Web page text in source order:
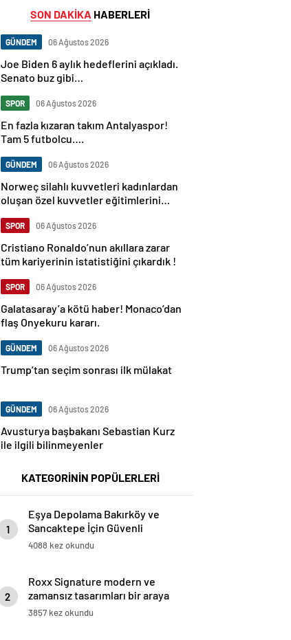
SON DAKİKA HABERLERİ
GÜNDEM 06 Ağustos 2026
Joe Biden 6 aylık hedeflerini açıkladı.
Senato buz gibi…
SPOR 06 Ağustos 2026
En fazla kızaran takım Antalyaspor!
Tam 5 futbolcu….
GÜNDEM 06 Ağustos 2026
Norweç silahlı kuvvetleri kadınlardan
oluşan özel kuvvetler eğitimlerini
SPOR 06 Ağustos 2026
Cristiano Ronaldo’nun akıllara zarar
tüm kariyerinin istatistiğini çıkardık !
SPOR 06 Ağustos 2026
Galatasaray’a kötü haber! Monaco’dan
flaş Onyekuru kararı.
GÜNDEM 06 Ağustos 2026
Trump’tan seçim sonrası ilk mülakat
GÜNDEM 06 Ağustos 2026
Avusturya başbakanı Sebastian Kurz
ile ilgili bilinmeyenler
KATEGORİNİN POPÜLERLERİ
1
Eşya Depolama Bakırköy ve
Sancaktepe İçin Güvenli
İklimlendirmeli Çözüm
4088 kez okundu
2
Roxx Signature modern ve
zamansız tasarımları bir araya
getiriyor
3857 kez okundu